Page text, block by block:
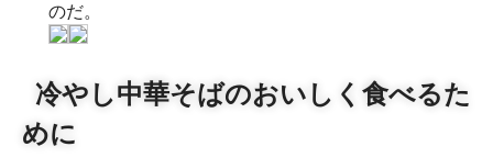
のだ。
冷やし中華そばのおいしく食べるた
めに